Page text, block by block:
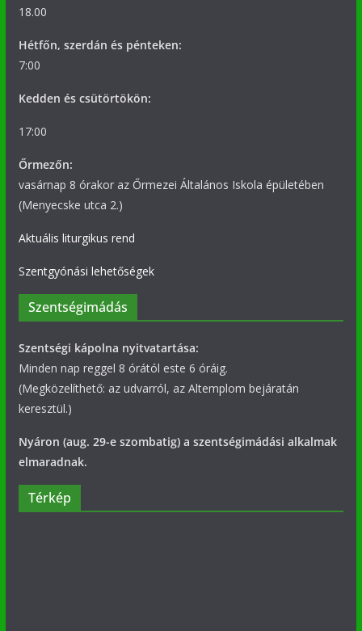
18.00
Hétfőn, szerdán és pénteken:
7:00
Kedden és csütörtökön:
17:00
Őrmezőn:
vasárnap 8 órakor az Őrmezei Általános Iskola épületében
(Menyecske utca 2.)
Aktuális liturgikus rend
Szentgyónási lehetőségek
Szentségimádás
Szentségi kápolna nyitvatartása:
Minden nap reggel 8 órától este 6 óráig.
(Megközelíthető: az udvarról, az Altemplom bejáratán
keresztül.)
Nyáron (aug. 29-e szombatig) a szentségimádási alkalmak
elmaradnak.
Térkép